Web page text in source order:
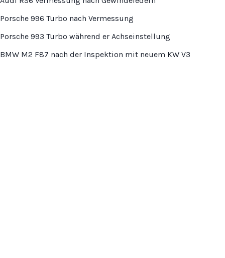
Porsche 996 Turbo nach Vermessung
Porsche 993 Turbo während er Achseinstellung
BMW M2 F87 nach der Inspektion mit neuem KW V3